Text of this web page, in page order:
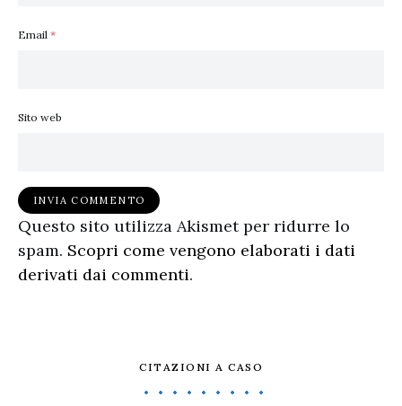
Email *
Sito web
Questo sito utilizza Akismet per ridurre lo
spam. Scopri come vengono elaborati i dati
derivati dai commenti.
CITAZIONI A CASO